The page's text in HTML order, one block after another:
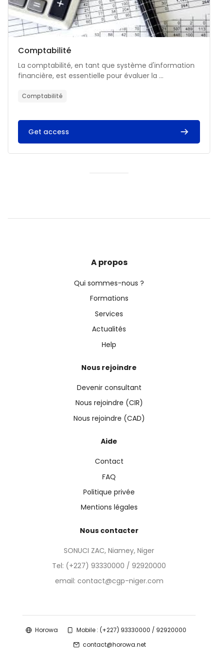
Catégorie de cours
Nom du cours
Comptabilité
Résumé du cours :
La comptabilité, en tant que système d'information
financière, est essentielle pour évaluer la ...
Comptabilité
Get access
A propos
Qui sommes-nous ?
Formations
Services
Actualités
Help
Nous rejoindre
Devenir consultant
Nous rejoindre (CIR)
Nous rejoindre (CAD)
Aide
Contact
FAQ
Politique privée
Mentions légales
Nous contacter
SONUCI ZAC, Niamey, Niger
Tel: (+227) 93330000 / 92920000
email: contact@cgp-niger.com
Horowa
Mobile : (+227) 93330000 / 92920000
contact@horowa.net